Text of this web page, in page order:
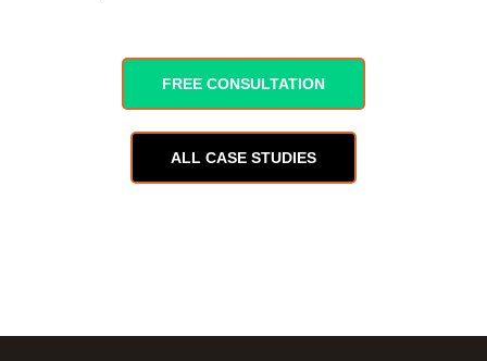
FREE CONSULTATION
ALL CASE STUDIES